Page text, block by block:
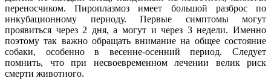
переносчиком. Пироплазмоз имеет большой разброс по
инкубационному периоду. Первые симптомы могут
проявиться через 2 дня, а могут и через 3 недели. Именно
поэтому так важно обращать внимание на общее состояние
собаки, особенно в весенне-осенний период. Следует
помнить, что при несвоевременном лечении велик риск
смерти животного.